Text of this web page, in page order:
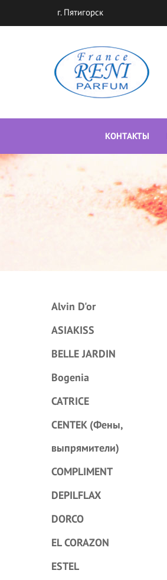
г. Пятигорск
КОНТАКТЫ
Alvin D'or
ASIAKISS
BELLE JARDIN
Bogenia
CATRICE
CENTEK (Фены,
выпрямители)
COMPLIMENT
DEPILFLAX
DORCO
EL CORAZON
ESTEL